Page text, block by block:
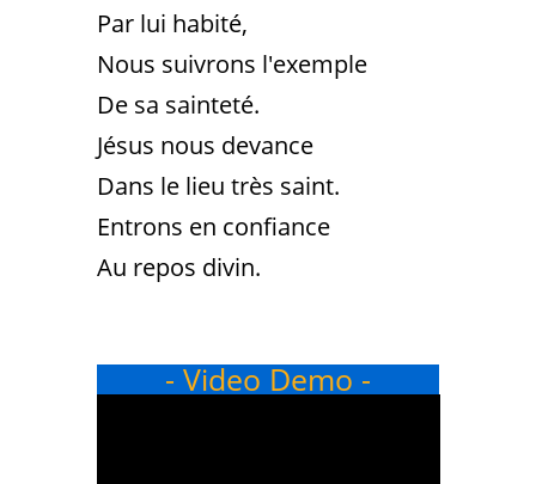
Par lui habité,
Nous suivrons l'exemple
De sa sainteté.
Jésus nous devance
Dans le lieu très saint.
Entrons en confiance
Au repos divin.
- Video Demo -